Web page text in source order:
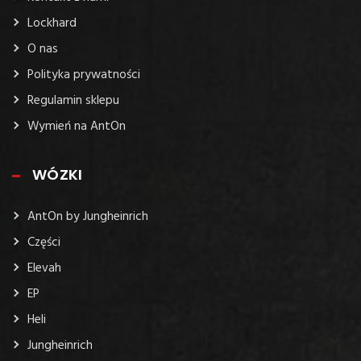
Lockhard
O nas
Polityka prywatności
Regulamin sklepu
Wymień na AntOn
WÓZKI
AntOn by Jungheinrich
Części
Elevah
EP
Heli
Jungheinrich